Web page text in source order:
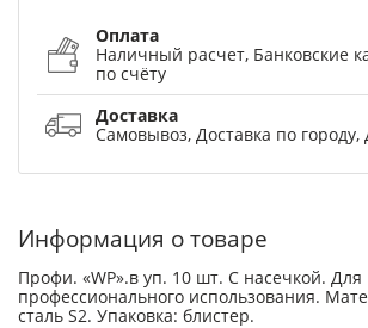
Оплата
Наличный расчет, Банковские
по счёту
Доставка
Самовывоз, Доставка по городу,
Информация о товаре
Профи. «WP».в уп. 10 шт. С насечкой. Для
профессионального использования.
сталь S2. Упаковка: блистер.